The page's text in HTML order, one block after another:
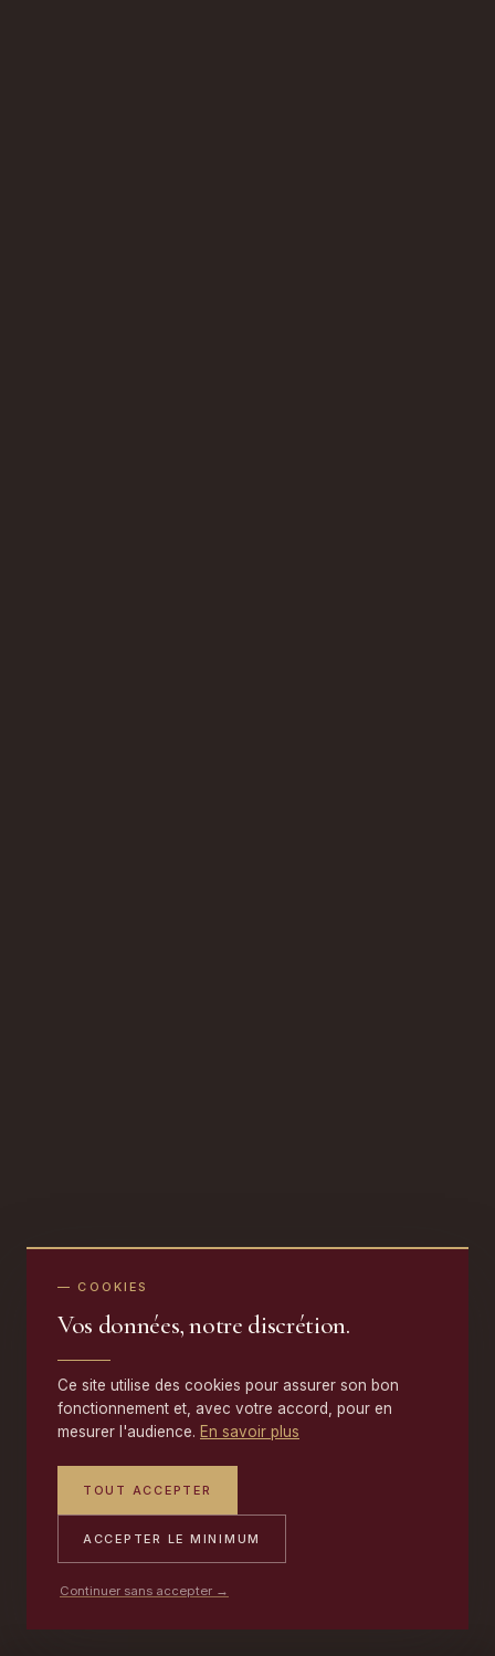
— COOKIES
Vos données, notre discrétion.
Ce site utilise des cookies pour assurer son bon
fonctionnement et, avec votre accord, pour en
mesurer l'audience. En savoir plus
TOUT ACCEPTER
ACCEPTER LE MINIMUM
Continuer sans accepter →